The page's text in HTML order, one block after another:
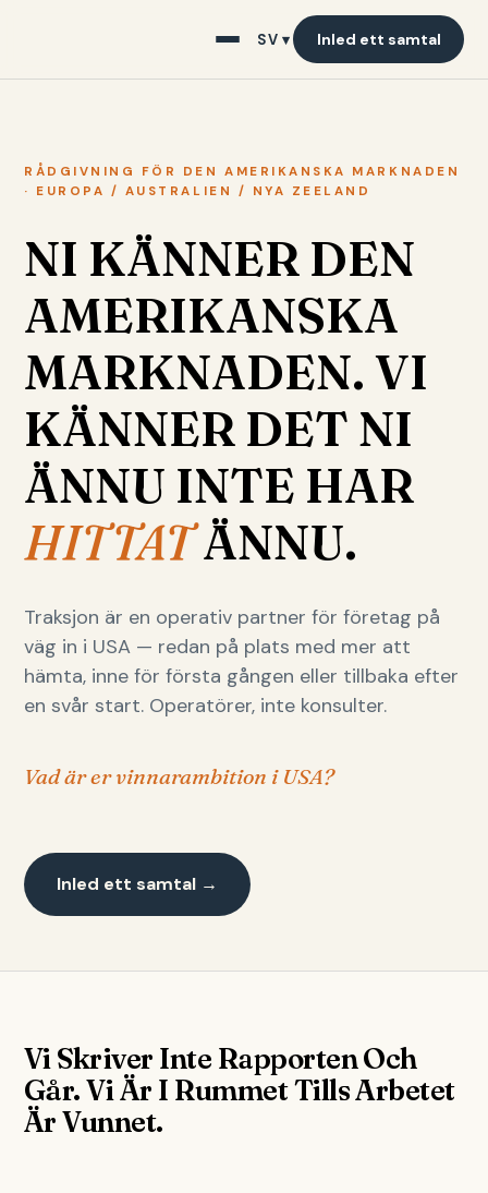
SV ▾ Inled ett samtal
RÅDGIVNING FÖR DEN AMERIKANSKA MARKNADEN
· EUROPA / AUSTRALIEN / NYA ZEELAND
NI KÄNNER DEN
AMERIKANSKA
MARKNADEN. VI
KÄNNER DET NI
ÄNNU INTE HAR
HITTATÄNNU.
Traksjon är en operativ partner för företag på
väg in i USA — redan på plats med mer att
hämta, inne för första gången eller tillbaka efter
en svår start. Operatörer, inte konsulter.
Vad är er vinnarambition i USA?
Inled ett samtal →
Vi Skriver Inte Rapporten Och
Går. Vi Är I Rummet Tills Arbetet
Är Vunnet.